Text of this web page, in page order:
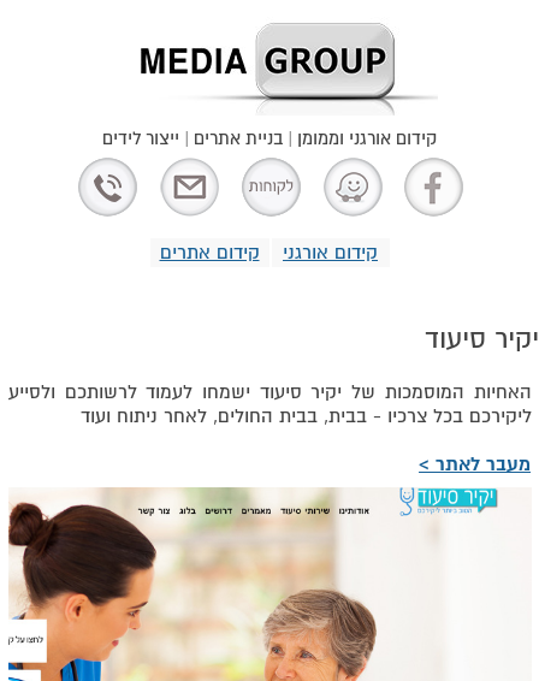
קידום אורגני קידום אתרים
קידום אורגני וממומן | בניית אתרים | ייצור לידים
יקיר סיעוד
האחיות המוסמכות של יקיר סיעוד ישמחו לעמוד לרשותכם ולסייע
ליקירכם בכל צרכיו - בבית, בבית החולים, לאחר ניתוח ועוד
מעבר לאתר >